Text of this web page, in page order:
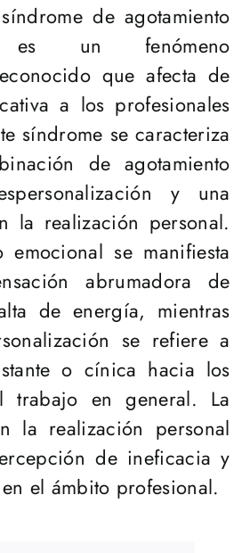
de agotamiento
es un fenómeno
que afecta de
a los profesionales
síndrome se caracteriza
de agotamiento
y una
la realización personal.
emocional se manifiesta
abrumadora de
de energía, mientras
se refiere a
o cínica hacia los
trabajo en general. La
la realización personal
de ineficacia y
el ámbito profesional.